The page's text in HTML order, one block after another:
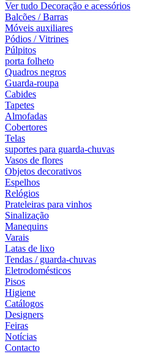
Ver tudo Decoração e acessórios
Balcões / Barras
Móveis auxiliares
Pódios / Vitrines
Púlpitos
porta folheto
Quadros negros
Guarda-roupa
Cabides
Tapetes
Almofadas
Cobertores
Telas
suportes para guarda-chuvas
Vasos de flores
Objetos decorativos
Espelhos
Relógios
Prateleiras para vinhos
Sinalização
Manequins
Varais
Latas de lixo
Tendas / guarda-chuvas
Eletrodomésticos
Pisos
Higiene
Catálogos
Designers
Feiras
Notícias
Contacto